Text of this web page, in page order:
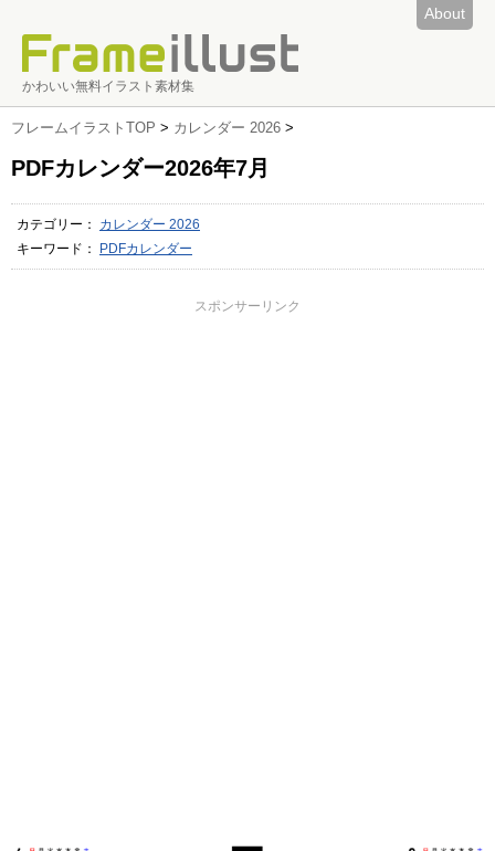
About
かわいい無料イラスト素材集
フレームイラストTOP > カレンダー 2026 >
PDFカレンダー2026年7月
カテゴリー： カレンダー 2026
キーワード：
PDFカレンダー
スポンサーリンク